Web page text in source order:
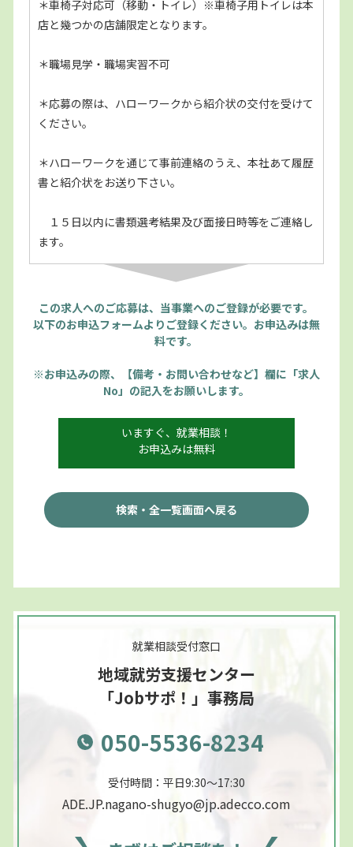
＊車椅子対応可（移動・トイレ）※車椅子用トイレは本
店と幾つかの店舗限定となります。
＊職場見学・職場実習不可
＊応募の際は、ハローワークから紹介状の交付を受けて
ください。
＊ハローワークを通じて事前連絡のうえ、本社あて履歴
書と紹介状をお送り下さい。
１５日以内に書類選考結果及び面接日時等をご連絡し
ます。
この求人へのご応募は、当事業へのご登録が必要です。
以下のお申込フォームよりご登録ください。お申込みは無
料です。
※お申込みの際、【備考・お問い合わせなど】欄に「求人
No」の記入をお願いします。
いますぐ、就業相談！
お申込みは無料
検索・全一覧画面へ戻る
就業相談受付窓口
地域就労支援センター
「Jobサポ！」事務局
050-5536-8234
受付時間：平日9:30～17:30
ADE.JP.nagano-shugyo@jp.adecco.com